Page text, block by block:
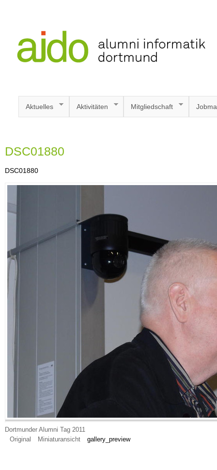
Aktuelles Aktivitäten Mitgliedschaft
DSC01880
DSC01880
Dortmunder Alumni Tag 2011
Original
Miniaturansicht gallery_preview